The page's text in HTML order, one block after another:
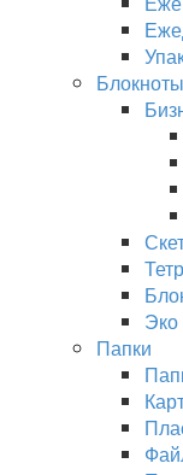
Блокноты
Эко
Папки